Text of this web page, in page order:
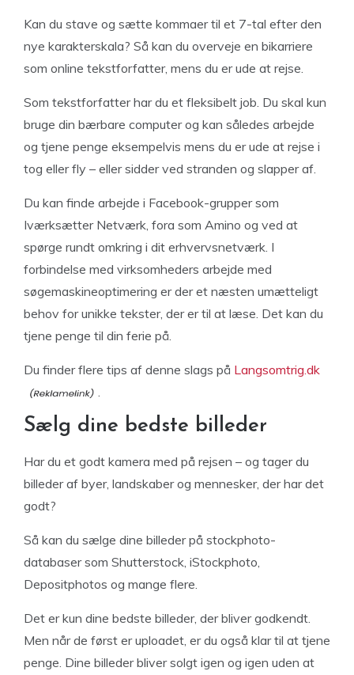
Kan du stave og sætte kommaer til et 7-tal efter den
nye karakterskala? Så kan du overveje en bikarriere
som online tekstforfatter, mens du er ude at rejse.
Som tekstforfatter har du et fleksibelt job. Du skal kun
bruge din bærbare computer og kan således arbejde
og tjene penge eksempelvis mens du er ude at rejse i
tog eller fly – eller sidder ved stranden og slapper af.
Du kan finde arbejde i Facebook-grupper som
Iværksætter Netværk, fora som Amino og ved at
spørge rundt omkring i dit erhvervsnetværk. I
forbindelse med virksomheders arbejde med
søgemaskineoptimering er der et næsten umætteligt
behov for unikke tekster, der er til at læse. Det kan du
tjene penge til din ferie på.
Du finder flere tips af denne slags på Langsomtrig.dk
.
Sælg dine bedste billeder
Har du et godt kamera med på rejsen – og tager du
billeder af byer, landskaber og mennesker, der har det
godt?
Så kan du sælge dine billeder på stockphoto-
databaser som Shutterstock, iStockphoto,
Depositphotos og mange flere.
Det er kun dine bedste billeder, der bliver godkendt.
Men når de først er uploadet, er du også klar til at tjene
penge. Dine billeder bliver solgt igen og igen uden at